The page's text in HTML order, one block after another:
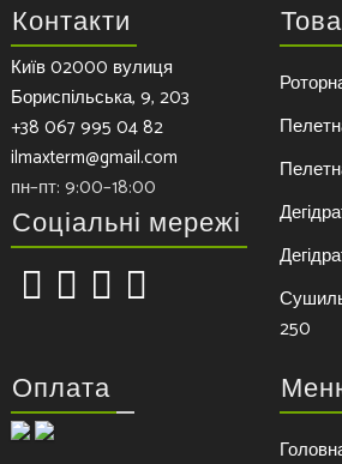
Контакти
Київ 02000 вулиця
Бориспільська, 9, 203
+38 067 995 04 82
ilmaxterm@gmail.com
пн–пт: 9:00–18:00
Соціальні мережі
250
Оплата